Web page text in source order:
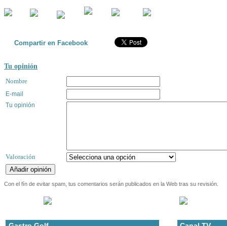
Compartir en Facebook
Tu opinión
Nombre
E-mail
Tu opinión
Valoración
Con el fín de evitar spam, tus comentarios serán publicados en la Web tras su revisión.